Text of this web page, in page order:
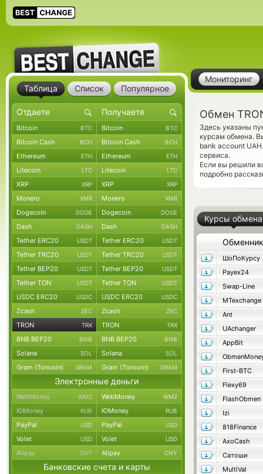
Мониторинг
Обмен
Здесь указаны
курсам обмена.
bank account
сервиса.
Если вы решили
подробно
Курсы обмена
Обменник
ШоПоКурсу
Payex24
Swap-Line
MTexchange
Ant
UAchanger
AppBit
First-BTC
Flexy69
FlashObmen
Izi
818Finance
AxoCash
Сатоши
MultiVal
Таблица Список Популярное
Bitcoin BTC Bitcoin BTC
Bitcoin Cash BCH Bitcoin Cash BCH
Ethereum ETH Ethereum ETH
Litecoin LTC Litecoin LTC
XRP XRP XRP XRP
Monero XMR Monero XMR
Dogecoin DOGE Dogecoin DOGE
Dash DASH Dash DASH
Tether ERC20 USDT Tether ERC20 USDT
Tether TRC20 USDT Tether TRC20 USDT
Tether BEP20 USDT Tether BEP20 USDT
Tether TON USDT Tether TON USDT
USDC ERC20 USDC USDC ERC20 USDC
Zcash ZEC Zcash ZEC
TRON TRX TRON TRX
BNB BEP20 BNB BNB BEP20 BNB
Solana SOL Solana SOL
Gram (Toncoin) GRAM Gram (Toncoin) GRAM
Электронные деньги
WebMoney WMZ WebMoney WMZ
ЮMoney RUB ЮMoney RUB
PayPal USD PayPal USD
Volet USD Volet USD
Alipay CNY Alipay CNY
Банковские счета и карты